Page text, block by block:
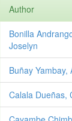
Author
Bonilla
Joselyn
Buñay Yambay,
Calala Dueñas,